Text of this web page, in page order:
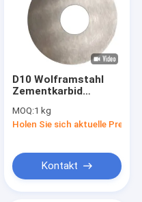
D10 Wolframstahl
Zementkarbid
Blätterlappen
Verschleißbeständig
MOQ:1 kg
Holen Sie sich aktuelle Preis
Kontakt